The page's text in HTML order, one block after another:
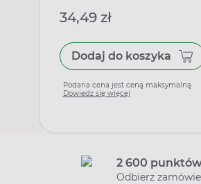
34,49 zł
Dodaj do koszyka
Podana cena jest ceną maksymalną
Dowiedz się więcej
2 600
Odbierz